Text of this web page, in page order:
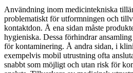
Användning inom medicintekniska
problematiskt för utformningen och
kontaktdon. Å ena sidan måste
hygieniska. Dessa förhindrar
för kontaminering. Å andra sidan, i
exempelvis mobil utrustning ofta
snabbt som möjligt och utan risk för